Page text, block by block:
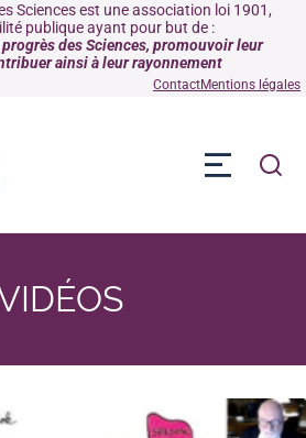
Sciences est une association loi 1901,
publique ayant pour but de :
des Sciences, promouvoir leur
ainsi à leur rayonnement
ContactMentions légales